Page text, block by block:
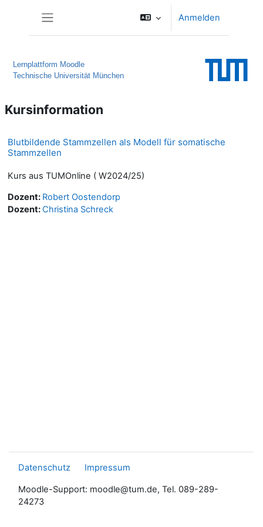
Anmelden
Lernplattform Moodle
Technische Universität München
Kursinformation
Blutbildende Stammzellen als Modell für somatische
Stammzellen
Kurs aus TUMOnline ( W2024/25)
Dozent: Robert Oostendorp
Dozent:Christina Schreck
Datenschutz Impressum
Moodle-Support: moodle@tum.de, Tel. 089-289-
24273